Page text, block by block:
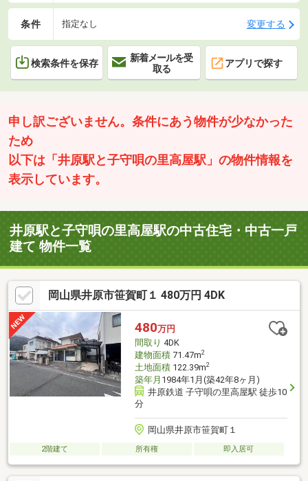
条件 指定なし 変更する
検索条件を保存
新着メールを受
取る
アプリで探す
申し訳ございません。条件にあう物件が少なかった
ため
以下は「井原駅と子守唄の里高屋駅」の物件情報を
表示しています。
井原駅と子守唄の里高屋駅の中古住宅・中古一戸
建て 物件一覧
岡山県井原市笹賀町１ 480万円 4DK
480万円
間取り 4DK
建物面積71.47m2
土地面積122.39m2
築年月 1984年1月(築42年8ヶ月)
井原鉄道 子守唄の里高屋駅 徒歩10
分
岡山県井原市笹賀町１
2階建て 所有権 即入居可